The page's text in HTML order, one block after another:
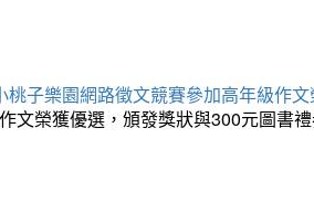
子樂園網路徵文競賽參加高年級作
文榮獲優選，頒發獎狀與300元圖書